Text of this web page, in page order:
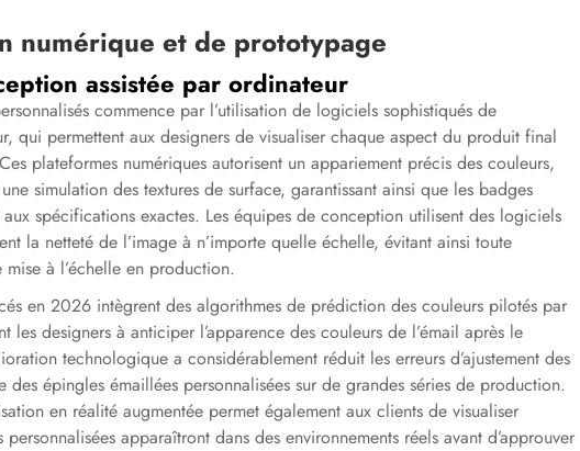
numérique et de prototypage
assistée par ordinateur
commence par l’utilisation de logiciels sophistiqués de
qui permettent aux designers de visualiser chaque aspect du produit final
plateformes numériques autorisent un appariement précis des couleurs,
simulation des textures de surface, garantissant ainsi que les badges
spécifications exactes. Les équipes de conception utilisent des logiciels
la netteté de l’image à n’importe quelle échelle, évitant ainsi toute
à l’échelle en production.
en 2026 intègrent des algorithmes de prédiction des couleurs pilotés par
les designers à anticiper l’apparence des couleurs de l’émail après le
technologique a considérablement réduit les erreurs d’ajustement des
épingles émaillées personnalisées sur de grandes séries de production.
en réalité augmentée permet également aux clients de visualiser
apparaîtront dans des environnements réels avant d’approuver